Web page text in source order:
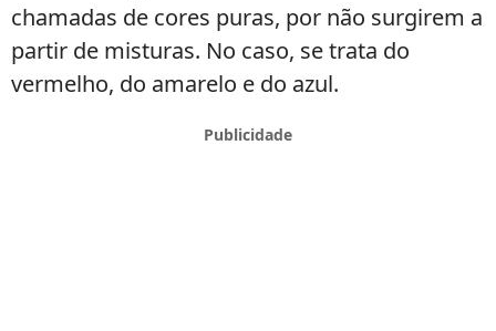
chamadas de cores puras, por não surgirem a
partir de misturas. No caso, se trata do
vermelho, do amarelo e do azul.